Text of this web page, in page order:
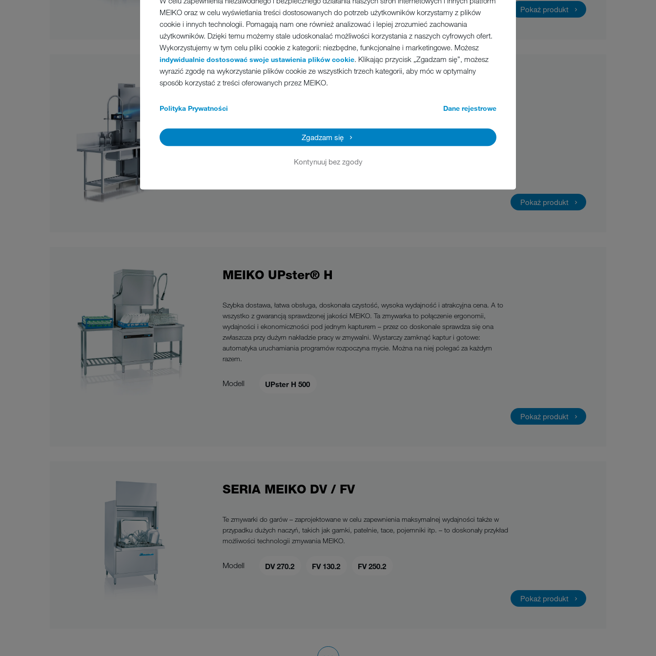
MEIKO oraz w celu wyświetlania treści dostosowanych do potrzeb użytkowników korzystamy z plików
cookie i innych technologii. Pomagają nam one również analizować i lepiej zrozumieć zachowania
użytkowników. Dzięki temu możemy stale udoskonalać możliwości korzystania z naszych cyfrowych ofert.
Wykorzystujemy w tym celu pliki cookie z kategorii: niezbędne, funkcjonalne i marketingowe. Możesz
indywidualnie dostosować swoje ustawienia plików cookie. Klikając przycisk „Zgadzam się”, możesz
wyrazić zgodę na wykorzystanie plików cookie ze wszystkich trzech kategorii, aby móc w optymalny
sposób korzystać z treści oferowanych przez MEIKO.
Polityka Prywatności Dane rejestrowe
Zgadzam się
Kontynuuj bez zgody
Pokaż produkt
MEIKO M-iClean H
Koniec z uciążliwym załadunkiem i rozładunkiem oraz ze schylaniem się. W tych zmywarkach
dotknięcia lub też naciśnięcia przycisku na wyświetlaczu. Cicho. Niezawodnie. Bez wysiłku. Dba
to nie tylko o zdrowie personelu, lecz także oszczędza czas – a w rezultacie również pieniądze!
Pokaż produkt
MEIKO UPster® H
Szybka dostawa, łatwa obsługa, doskonała czystość, wysoka wydajność i atrakcyjna cena. A to
wszystko z gwarancją sprawdzonej jakości MEIKO. Ta zmywarka to połączenie ergonomii,
wydajności i ekonomiczności pod jednym kapturem – przez co doskonale sprawdza się ona
zwłaszcza przy dużym nakładzie pracy w zmywalni. Wystarczy zamknąć kaptur i gotowe:
automatyka uruchamiania programów rozpoczyna mycie. Można na niej polegać za każdym
razem.
Modell UPster H 500
Pokaż produkt
SERIA MEIKO DV / FV
Te zmywarki do garów – zaprojektowane w celu zapewnienia maksymalnej wydajności także w
przypadku dużych naczyń, takich jak garnki, patelnie, tace, pojemniki itp. – to doskonały przykład
możliwości technologii zmywania MEIKO.
Modell DV 270.2 FV 130.2 FV 250.2
Pokaż produkt